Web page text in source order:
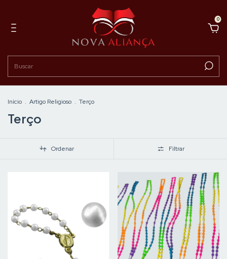
0
Início . Artigo Religioso . Terço
Terço
Ordenar Filtrar